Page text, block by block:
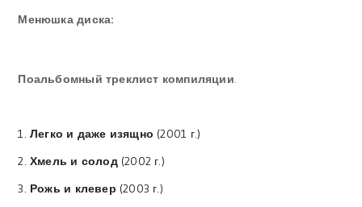
Менюшка диска:
Поальбомный треклист компиляции.
1.Легко и даже изящно (2001 г.)
2.Хмель и солод(2002 г.)
3. Рожь и клевер (2003 г.)